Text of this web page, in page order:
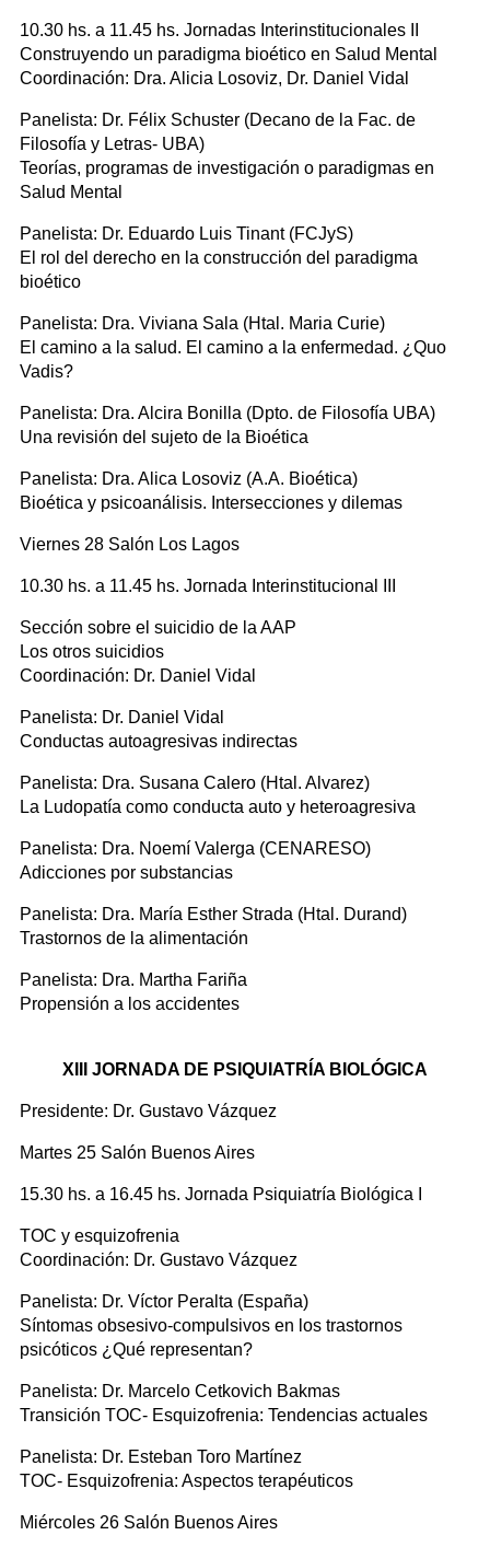
10.30 hs. a 11.45 hs. Jornadas Interinstitucionales II
Construyendo un paradigma bioético en Salud Mental
Coordinación: Dra. Alicia Losoviz, Dr. Daniel Vidal
Panelista: Dr. Félix Schuster (Decano de la Fac. de
Filosofía y Letras- UBA)
Teorías, programas de investigación o paradigmas en
Salud Mental
Panelista: Dr. Eduardo Luis Tinant (FCJyS)
El rol del derecho en la construcción del paradigma
bioético
Panelista: Dra. Viviana Sala (Htal. Maria Curie)
El camino a la salud. El camino a la enfermedad. ¿Quo
Vadis?
Panelista: Dra. Alcira Bonilla (Dpto. de Filosofía UBA)
Una revisión del sujeto de la Bioética
Panelista: Dra. Alica Losoviz (A.A. Bioética)
Bioética y psicoanálisis. Intersecciones y dilemas
Viernes 28 Salón Los Lagos
10.30 hs. a 11.45 hs. Jornada Interinstitucional III
Sección sobre el suicidio de la AAP
Los otros suicidios
Coordinación: Dr. Daniel Vidal
Panelista: Dr. Daniel Vidal
Conductas autoagresivas indirectas
Panelista: Dra. Susana Calero (Htal. Alvarez)
La Ludopatía como conducta auto y heteroagresiva
Panelista: Dra. Noemí Valerga (CENARESO)
Adicciones por substancias
Panelista: Dra. María Esther Strada (Htal. Durand)
Trastornos de la alimentación
Panelista: Dra. Martha Fariña
Propensión a los accidentes
XIII JORNADA DE PSIQUIATRÍA BIOLÓGICA
Presidente: Dr. Gustavo Vázquez
Martes 25 Salón Buenos Aires
15.30 hs. a 16.45 hs. Jornada Psiquiatría Biológica I
TOC y esquizofrenia
Coordinación: Dr. Gustavo Vázquez
Panelista: Dr. Víctor Peralta (España)
Síntomas obsesivo-compulsivos en los trastornos
psicóticos ¿Qué representan?
Panelista: Dr. Marcelo Cetkovich Bakmas
Transición TOC- Esquizofrenia: Tendencias actuales
Panelista: Dr. Esteban Toro Martínez
TOC- Esquizofrenia: Aspectos terapéuticos
Miércoles 26 Salón Buenos Aires